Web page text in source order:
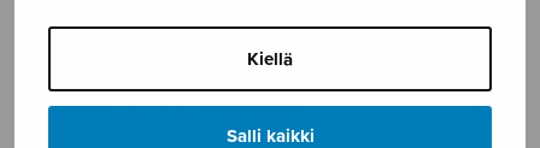
Kiellä
Salli kaikki
YLEINEN
Sulasol nuottikauppa